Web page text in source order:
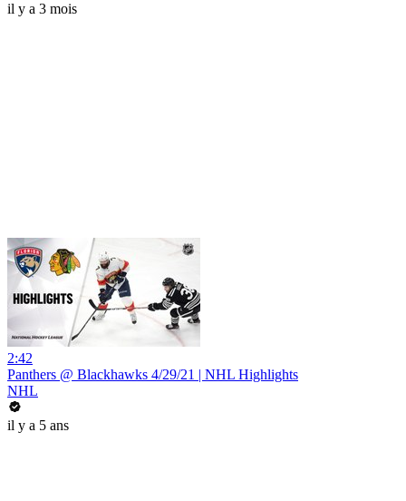
il y a 3 mois
2:42
Panthers @ Blackhawks 4/29/21 | NHL Highlights
NHL
il y a 5 ans